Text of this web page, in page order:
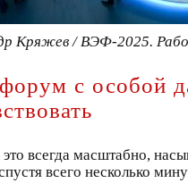
Кряжев / ВЭФ-2025.
с особой
всегда масштабно,
всего несколько